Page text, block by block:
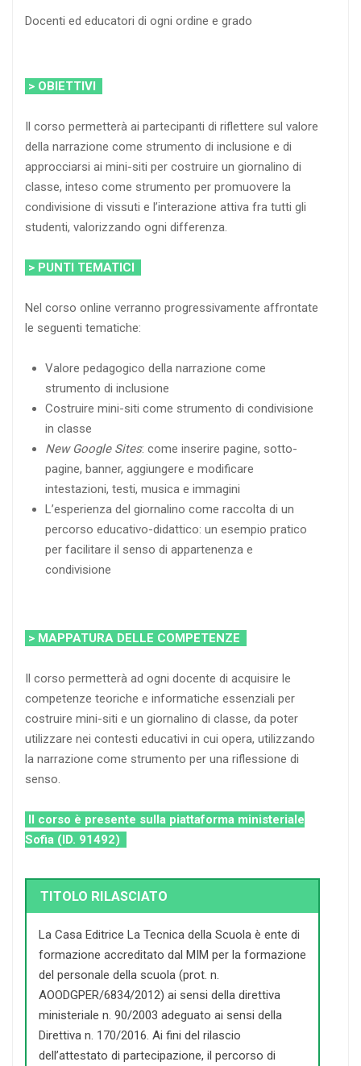
Docenti ed educatori di ogni ordine e grado
> OBIETTIVI
Il corso permetterà ai partecipanti di riflettere sul valore
della narrazione come strumento di inclusione e di
approcciarsi ai mini-siti per costruire un giornalino di
classe, inteso come strumento per promuovere la
condivisione di vissuti e l’interazione attiva fra tutti gli
studenti, valorizzando ogni differenza.
> PUNTI TEMATICI
Nel corso online verranno progressivamente affrontate
le seguenti tematiche:
Valore pedagogico della narrazione come
strumento di inclusione
Costruire mini-siti come strumento di condivisione
in classe
New Google Sites: come inserire pagine, sotto-
pagine, banner, aggiungere e modificare
intestazioni, testi, musica e immagini
L’esperienza del giornalino come raccolta di un
percorso educativo-didattico: un esempio pratico
per facilitare il senso di appartenenza e
condivisione
> MAPPATURA DELLE COMPETENZE
Il corso permetterà ad ogni docente di acquisire le
competenze teoriche e informatiche essenziali per
costruire mini-siti e un giornalino di classe, da poter
utilizzare nei contesti educativi in cui opera, utilizzando
la narrazione come strumento per una riflessione di
senso.
Il corso è presente sulla piattaforma ministeriale
Sofia (ID. 91492)
TITOLO RILASCIATO
La Casa Editrice La Tecnica della Scuola è ente di
formazione accreditato dal MIM per la formazione
del personale della scuola (prot. n.
AOODGPER/6834/2012) ai sensi della direttiva
ministeriale n. 90/2003 adeguato ai sensi della
Direttiva n. 170/2016. Ai fini del rilascio
dell’attestato di partecipazione, il percorso di